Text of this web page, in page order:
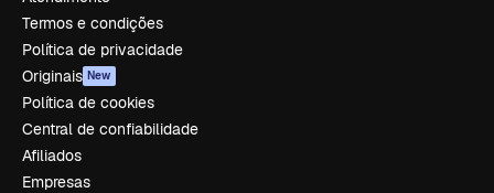
Termos e condições
Política de privacidade
Originais New
Política de cookies
Central de confiabilidade
Afiliados
Empresas